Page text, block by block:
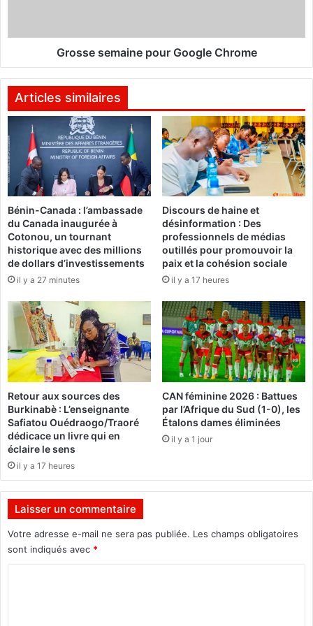
v
d
o
t
e
r
l
e
N
i
g
e
r
u
n
e
e
n
r
a
e
u
c
l
é
m
i
n
p
u
r
G
o
o
g
l
e
C
r
o
m
Grosse semaine pour Google Chrome
Articles similaires
Bénin-Canada : l’ambassade
du Canada inaugurée à
Cotonou, un tournant
historique avec des millions
de dollars d’investissements
il y a 27 minutes
Discours de haine et
désinformation : Des
professionnels de médias
outillés pour promouvoir la
paix et la cohésion sociale
il y a 17 heures
Retour aux sources des
Burkinabè : L’enseignante
Safiatou Ouédraogo/Traoré
dédicace un livre qui en
éclaire le sens
il y a 17 heures
CAN féminine 2026 : Battues
par l’Afrique du Sud (1-0), les
Étalons dames éliminées
il y a 1 jour
Laisser un commentaire
Votre adresse e-mail ne sera pas publiée. Les champs obligatoires
sont indiqués avec *